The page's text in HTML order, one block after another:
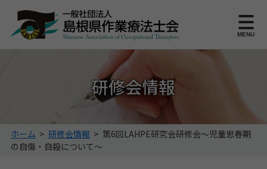
このページの本文へ
MENU
研修会情報
こ
の
ホーム > 研修会情報 > 第6回LAHPE研究会研修会～児童思春期
の自傷・自殺について～